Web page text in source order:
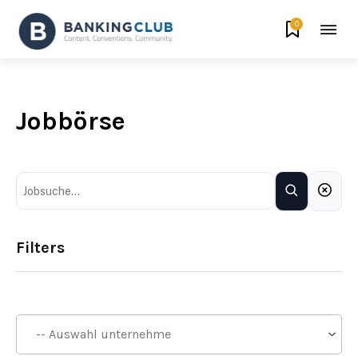
0
Jobbörse
Filters